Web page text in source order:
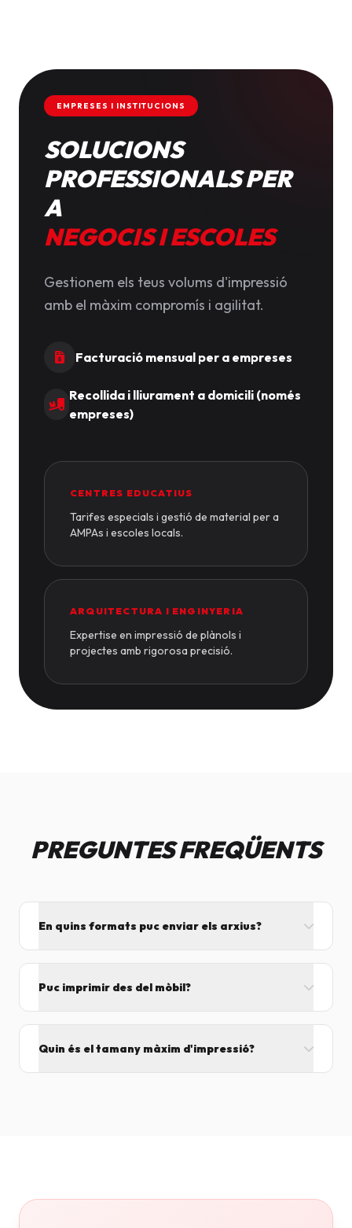
EMPRESES I INSTITUCIONS
SOLUCIONS
PROFESSIONALS PER
A
NEGOCIS I ESCOLES
Gestionem els teus volums d'impressió
amb el màxim compromís i agilitat.
Facturació mensual per a empreses
Recollida i lliurament a domicili (només
empreses)
CENTRES EDUCATIUS
Tarifes especials i gestió de material per a
AMPAs i escoles locals.
ARQUITECTURA I ENGINYERIA
Expertise en impressió de plànols i
projectes amb rigorosa precisió.
PREGUNTES FREQÜENTS
En quins formats puc enviar els arxius?
Word i Excel.
Puc imprimir des del mòbil?
Quin és el tamany màxim d'impressió?